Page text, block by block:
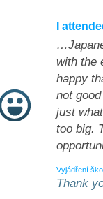
I
with the
happy
not
just
too big.
Vyjádření
Thank